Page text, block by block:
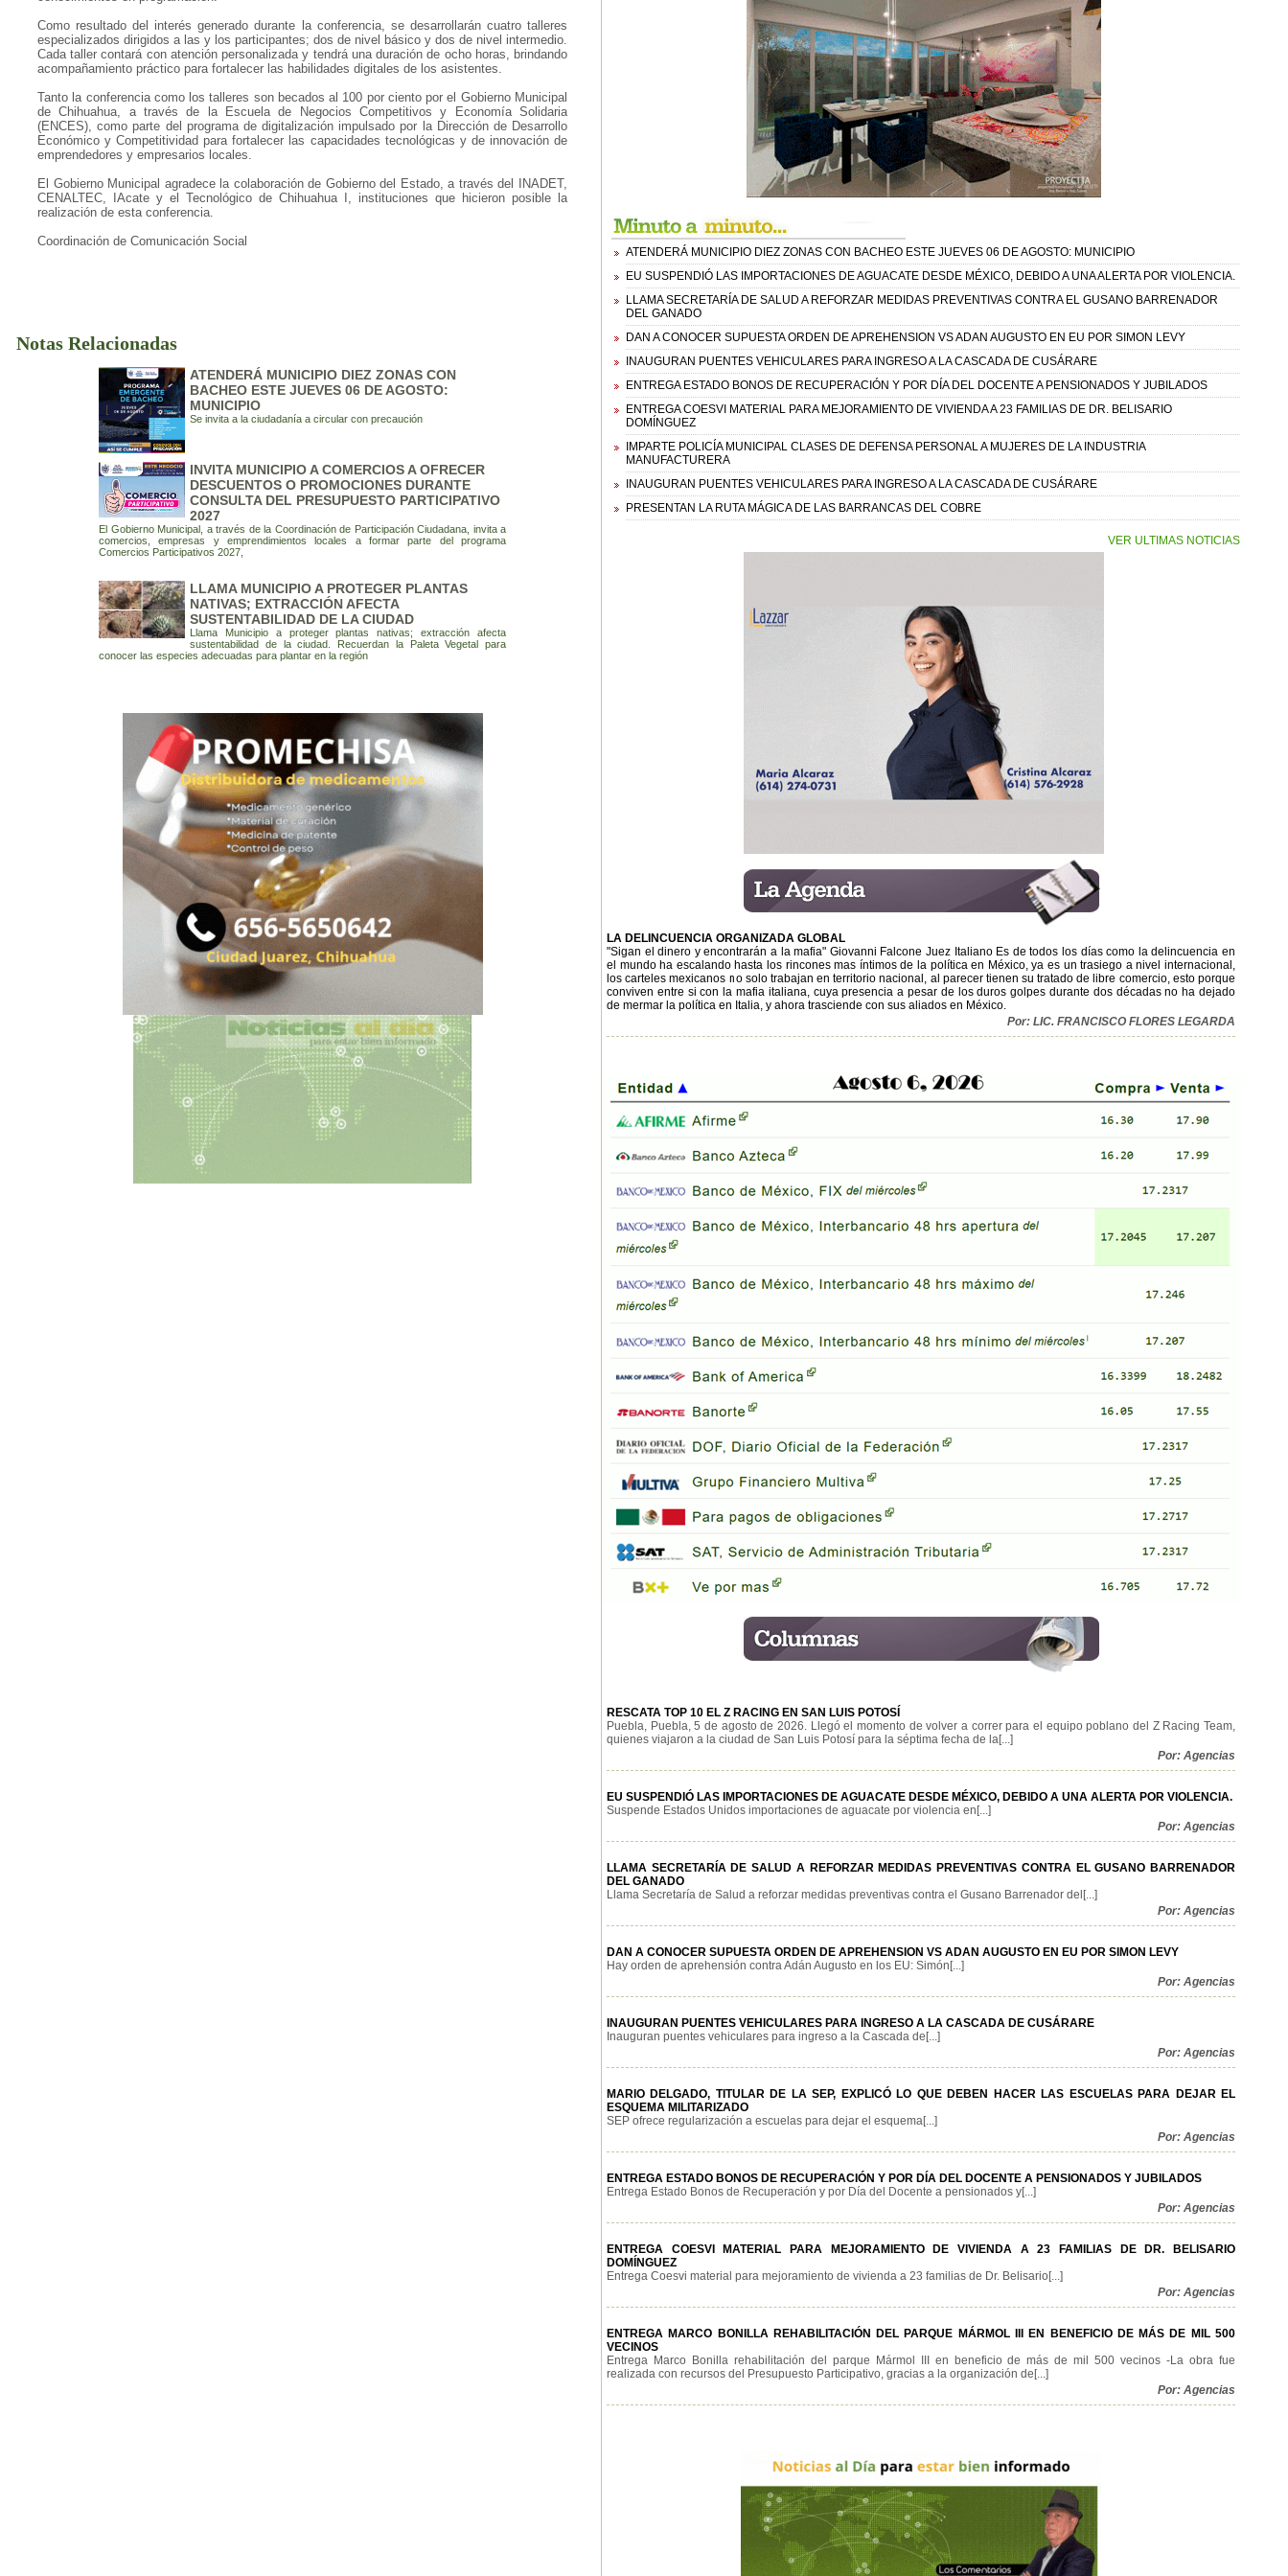
Como resultado del interés generado durante la conferencia, se desarrollarán cuatro talleres
especializados dirigidos a las y los participantes; dos de nivel básico y dos de nivel intermedio.
Cada taller contará con atención personalizada y tendrá una duración de ocho horas, brindando
acompañamiento práctico para fortalecer las habilidades digitales de los asistentes.
Tanto la conferencia como los talleres son becados al 100 por ciento por el Gobierno Municipal
de Chihuahua, a través de la Escuela de Negocios Competitivos y Economía Solidaria
(ENCES), como parte del programa de digitalización impulsado por la Dirección de Desarrollo
Económico y Competitividad para fortalecer las capacidades tecnológicas y de innovación de
emprendedores y empresarios locales.
El Gobierno Municipal agradece la colaboración de Gobierno del Estado, a través del INADET,
CENALTEC, IAcate y el Tecnológico de Chihuahua I, instituciones que hicieron posible la
realización de esta conferencia.
Coordinación de Comunicación Social
Notas Relacionadas
ATENDERÁ MUNICIPIO DIEZ ZONAS CON
BACHEO ESTE JUEVES 06 DE AGOSTO:
MUNICIPIO
Se invita a la ciudadanía a circular con precaución
INVITA MUNICIPIO A COMERCIOS A OFRECER
DESCUENTOS O PROMOCIONES DURANTE
CONSULTA DEL PRESUPUESTO PARTICIPATIVO
2027
El Gobierno Municipal, a través de la Coordinación de Participación Ciudadana, invita a
comercios, empresas y emprendimientos locales a formar parte del programa
Comercios Participativos 2027,
LLAMA MUNICIPIO A PROTEGER PLANTAS
NATIVAS; EXTRACCIÓN AFECTA
SUSTENTABILIDAD DE LA CIUDAD
Llama Municipio a proteger plantas nativas; extracción afecta
sustentabilidad de la ciudad. Recuerdan la Paleta Vegetal para
conocer las especies adecuadas para plantar en la región
ATENDERÁ MUNICIPIO DIEZ ZONAS CON BACHEO ESTE JUEVES 06 DE AGOSTO: MUNICIPIO
EU SUSPENDIÓ LAS IMPORTACIONES DE AGUACATE DESDE MÉXICO, DEBIDO A UNA ALERTA POR VIOLENCIA.
LLAMA SECRETARÍA DE SALUD A REFORZAR MEDIDAS PREVENTIVAS CONTRA EL GUSANO BARRENADOR
DEL GANADO
DAN A CONOCER SUPUESTA ORDEN DE APREHENSION VS ADAN AUGUSTO EN EU POR SIMON LEVY
INAUGURAN PUENTES VEHICULARES PARA INGRESO A LA CASCADA DE CUSÁRARE
ENTREGA ESTADO BONOS DE RECUPERACIÓN Y POR DÍA DEL DOCENTE A PENSIONADOS Y JUBILADOS
ENTREGA COESVI MATERIAL PARA MEJORAMIENTO DE VIVIENDA A 23 FAMILIAS DE DR. BELISARIO
DOMÍNGUEZ
IMPARTE POLICÍA MUNICIPAL CLASES DE DEFENSA PERSONAL A MUJERES DE LA INDUSTRIA
MANUFACTURERA
INAUGURAN PUENTES VEHICULARES PARA INGRESO A LA CASCADA DE CUSÁRARE
PRESENTAN LA RUTA MÁGICA DE LAS BARRANCAS DEL COBRE
VER ULTIMAS NOTICIAS
LA DELINCUENCIA ORGANIZADA GLOBAL
"Sigan el dinero y encontrarán a la mafia" Giovanni Falcone Juez Italiano Es de todos los días como la delincuencia en
el mundo ha escalando hasta los rincones mas íntimos de la política en México, ya es un trasiego a nivel internacional,
los carteles mexicanos no solo trabajan en territorio nacional, al parecer tienen su tratado de libre comercio, esto porque
conviven entre si con la mafia italiana, cuya presencia a pesar de los duros golpes durante dos décadas no ha dejado
de mermar la política en Italia, y ahora trasciende con sus aliados en México.
Por: LIC. FRANCISCO FLORES LEGARDA
RESCATA TOP 10 EL Z RACING EN SAN LUIS POTOSÍ
Puebla, Puebla, 5 de agosto de 2026. Llegó el momento de volver a correr para el equipo poblano del Z Racing Team,
quienes viajaron a la ciudad de San Luis Potosí para la séptima fecha de la[...]
Por: Agencias
EU SUSPENDIÓ LAS IMPORTACIONES DE AGUACATE DESDE MÉXICO, DEBIDO A UNA ALERTA POR VIOLENCIA.
Suspende Estados Unidos importaciones de aguacate por violencia en[...]
Por: Agencias
LLAMA SECRETARÍA DE SALUD A REFORZAR MEDIDAS PREVENTIVAS CONTRA EL GUSANO BARRENADOR
DEL GANADO
Llama Secretaría de Salud a reforzar medidas preventivas contra el Gusano Barrenador del[...]
Por: Agencias
DAN A CONOCER SUPUESTA ORDEN DE APREHENSION VS ADAN AUGUSTO EN EU POR SIMON LEVY
Hay orden de aprehensión contra Adán Augusto en los EU: Simón[...]
Por: Agencias
INAUGURAN PUENTES VEHICULARES PARA INGRESO A LA CASCADA DE CUSÁRARE
Inauguran puentes vehiculares para ingreso a la Cascada de[...]
Por: Agencias
MARIO DELGADO, TITULAR DE LA SEP, EXPLICÓ LO QUE DEBEN HACER LAS ESCUELAS PARA DEJAR EL
ESQUEMA MILITARIZADO
SEP ofrece regularización a escuelas para dejar el esquema[...]
Por: Agencias
ENTREGA ESTADO BONOS DE RECUPERACIÓN Y POR DÍA DEL DOCENTE A PENSIONADOS Y JUBILADOS
Entrega Estado Bonos de Recuperación y por Día del Docente a pensionados y[...]
Por: Agencias
ENTREGA COESVI MATERIAL PARA MEJORAMIENTO DE VIVIENDA A 23 FAMILIAS DE DR. BELISARIO
DOMÍNGUEZ
Entrega Coesvi material para mejoramiento de vivienda a 23 familias de Dr. Belisario[...]
Por: Agencias
ENTREGA MARCO BONILLA REHABILITACIÓN DEL PARQUE MÁRMOL III EN BENEFICIO DE MÁS DE MIL 500
VECINOS
Entrega Marco Bonilla rehabilitación del parque Mármol III en beneficio de más de mil 500 vecinos -La obra fue
realizada con recursos del Presupuesto Participativo, gracias a la organización de[...]
Por: Agencias